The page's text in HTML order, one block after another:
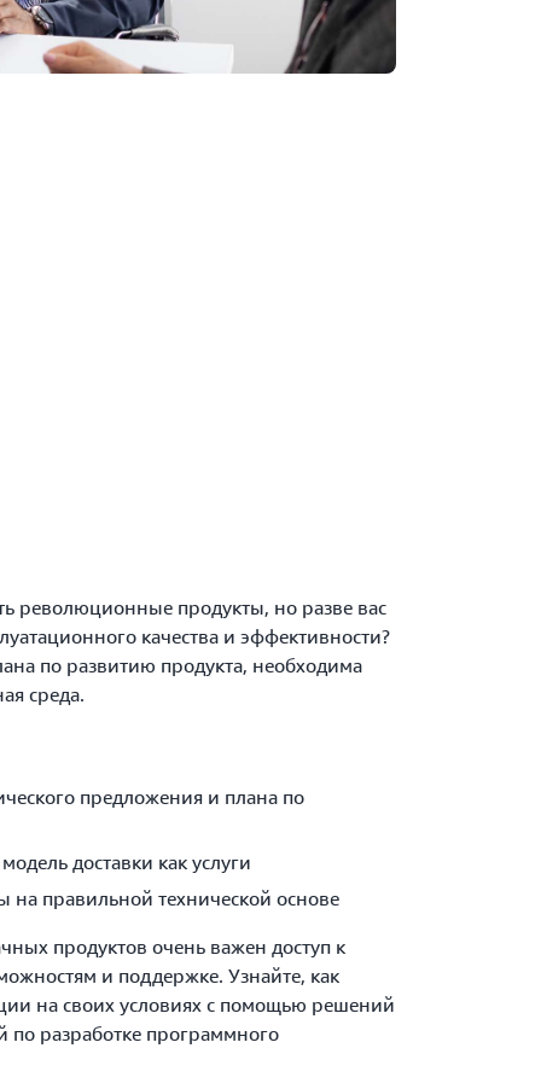
революционные продукты, но разве вас
качества и эффективности?
по развитию продукта, необходима
среда.
предложения и плана по
доставки как услуги
на правильной технической основе
продуктов очень важен доступ к
и поддержке. Узнайте, как
на своих условиях с помощью решений
разработке программного